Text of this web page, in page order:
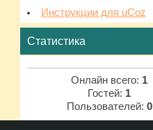
Инструкции для uCoz
Статистика
Онлайн всего: 1
Гостей: 1
Пользователей: 0